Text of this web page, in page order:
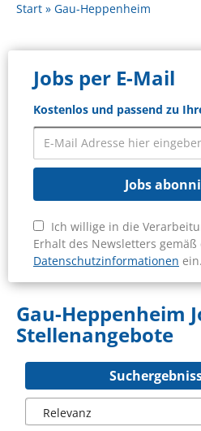
Start
Gau-Heppenheim
Jobs per E-Mail
Kostenlos und passend zu
Jobs
Ich willige in die
Erhalt des Newsletters gemäß
Datenschutzinformationen ein.
Gau-Heppenheim
Stellenangebote